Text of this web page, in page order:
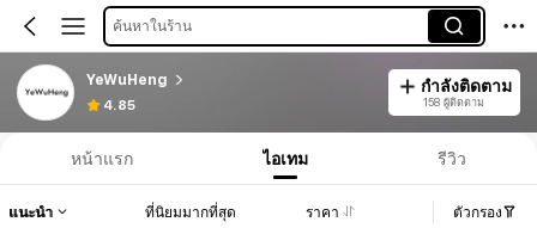
ค้นหาในร้าน
YeWuHeng
4.85
กำลังติดตาม
158 ผู้ติดตาม
หน้าแรก ไอเทม รีวิว
แนะนำ ที่นิยมมากที่สุด ราคา ตัวกรอง